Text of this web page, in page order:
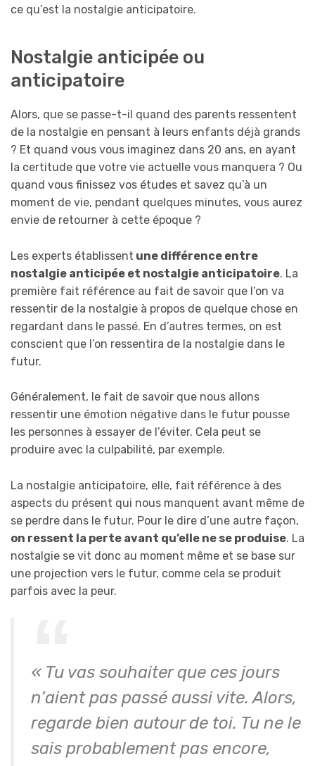
ce qu’est la nostalgie anticipatoire.
Nostalgie anticipée ou
anticipatoire
Alors, que se passe-t-il quand des parents ressentent
de la nostalgie en pensant à leurs enfants déjà grands
? Et quand vous vous imaginez dans 20 ans, en ayant
la certitude que votre vie actuelle vous manquera ? Ou
quand vous finissez vos études et savez qu’à un
moment de vie, pendant quelques minutes, vous aurez
envie de retourner à cette époque ?
Les experts établissent une différence entre
nostalgie anticipée et nostalgie anticipatoire. La
première fait référence au fait de savoir que l’on va
ressentir de la nostalgie à propos de quelque chose en
regardant dans le passé. En d’autres termes, on est
conscient que l’on ressentira de la nostalgie dans le
futur.
Généralement, le fait de savoir que nous allons
ressentir une émotion négative dans le futur pousse
les personnes à essayer de l’éviter. Cela peut se
produire avec la culpabilité, par exemple.
La nostalgie anticipatoire, elle, fait référence à des
aspects du présent qui nous manquent avant même de
se perdre dans le futur. Pour le dire d’une autre façon,
on ressent la perte avant qu’elle ne se produise. La
nostalgie se vit donc au moment même et se base sur
une projection vers le futur, comme cela se produit
parfois avec la peur.
« Tu vas souhaiter que ces jours
n’aient pas passé aussi vite. Alors,
regarde bien autour de toi. Tu ne le
sais probablement pas encore,